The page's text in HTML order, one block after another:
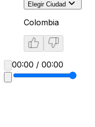
Elegir Ciudad
Colombia
00:00 / 00:00